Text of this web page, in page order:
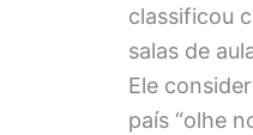
classificou
salas de
Ele
país “olhe